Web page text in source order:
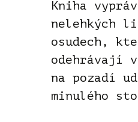
Kniha
nelehkých
osudech,
odehrávají
na pozadí
minulého